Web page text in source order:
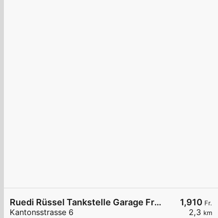
1,910 Fr.
2,3 km
Ruedi Rüssel Tankstelle Garage Franz Wey
Kantonsstrasse 6